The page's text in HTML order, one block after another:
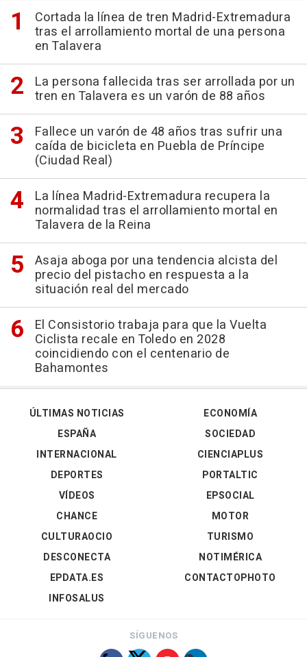
Cortada la línea de tren Madrid-Extremadura
tras el arrollamiento mortal de una persona
en Talavera
La persona fallecida tras ser arrollada por un
tren en Talavera es un varón de 88 años
Fallece un varón de 48 años tras sufrir una
caída de bicicleta en Puebla de Príncipe
(Ciudad Real)
La línea Madrid-Extremadura recupera la
normalidad tras el arrollamiento mortal en
Talavera de la Reina
Asaja aboga por una tendencia alcista del
precio del pistacho en respuesta a la
situación real del mercado
El Consistorio trabaja para que la Vuelta
Ciclista recale en Toledo en 2028
coincidiendo con el centenario de
Bahamontes
ÚLTIMAS NOTICIAS
ESPAÑA
INTERNACIONAL
DEPORTES
VÍDEOS
ECONOMÍA
SOCIEDAD
CIENCIAPLUS
PORTALTIC
EPSOCIAL
CHANCE
CULTURAOCIO
DESCONECTA
EPDATA.ES
INFOSALUS
MOTOR
TURISMO
NOTIMÉRICA
CONTACTOPHOTO
SÍGUENOS